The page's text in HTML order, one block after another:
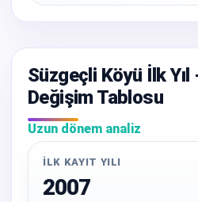
Süzgeçli Köyü İlk Yıl
Değişim Tablosu
Uzun dönem analiz
İLK KAYIT YILI
2007